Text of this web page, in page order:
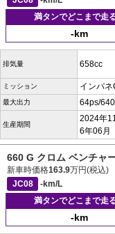
満タンでどこまで走
-km
排気量 658cc
ミッション インパネ
最大出力 64ps/
生産期間
2024年
6年06月
660 G クロム ベンチャ
新車時価格163.9万円(税込)
JC08
-km/L
満タンでどこまで走
-km